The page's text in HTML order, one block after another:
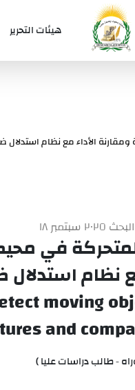
هيئات التحرير
الأداء مع نظام استدلال
١٨
في محيط
نظام استدلال
moving
and
- طالب دراسات عليا )